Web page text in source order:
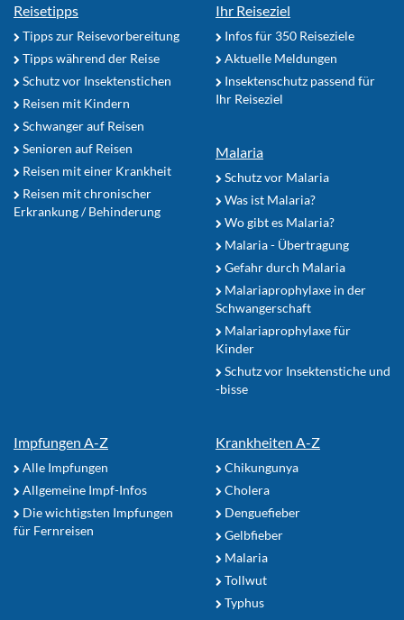
Reisetipps
Tipps zur Reisevorbereitung
Tipps während der Reise
Schutz vor Insektenstichen
Reisen mit Kindern
Schwanger auf Reisen
Senioren auf Reisen
Reisen mit einer Krankheit
Reisen mit chronischer
Erkrankung / Behinderung
Ihr Reiseziel
Infos für 350 Reiseziele
Aktuelle Meldungen
Insektenschutz passend für
Ihr Reiseziel
Malaria
Schutz vor Malaria
Was ist Malaria?
Wo gibt es Malaria?
Malaria - Übertragung
Gefahr durch Malaria
Malariaprophylaxe in der
Schwangerschaft
Malariaprophylaxe für
Kinder
Schutz vor Insektenstiche und
-bisse
Impfungen A-Z
Alle Impfungen
Allgemeine Impf-Infos
Die wichtigsten Impfungen
für Fernreisen
Krankheiten A-Z
Chikungunya
Cholera
Denguefieber
Gelbfieber
Malaria
Tollwut
Typhus